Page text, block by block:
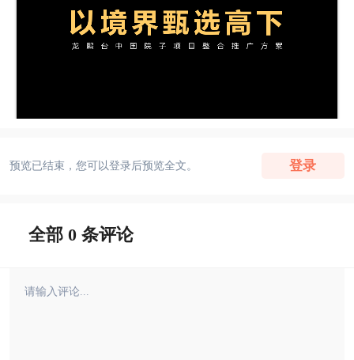
预览已结束，您可以登录后预览全文。 登录
全部 0 条评论